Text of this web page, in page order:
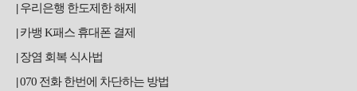
우리은행 한도제한 해제
카뱅 K패스 휴대폰 결제
장염 회복 식사법
070 전화 한번에 차단하는 방법